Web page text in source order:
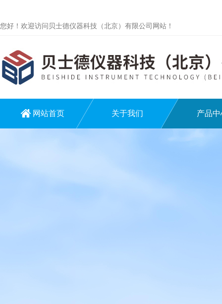
您好！欢迎访问贝士德仪器科技（北京）有限公司网站！
网站首页 关于我们 产品中